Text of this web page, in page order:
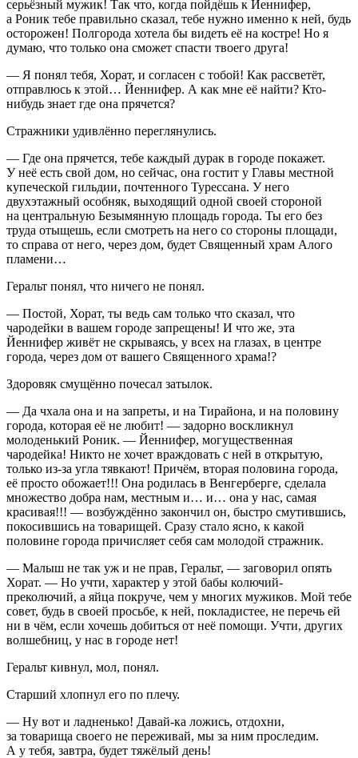
серьёзный мужик! Так что, когда пойдёшь к Йеннифер,
а Роник тебе правильно сказал, тебе нужно именно к ней, будь
осторожен! Полгорода хотела бы видеть её на костре! Но я
думаю, что только она сможет спасти твоего друга!
— Я понял тебя, Хорат, и согласен с тобой! Как рассветёт,
отправлюсь к этой… Йеннифер. А как мне её найти? Кто-
нибудь знает где она прячется?
Стражники удивлённо переглянулись.
— Где она прячется, тебе каждый дурак в городе покажет.
У неё есть свой дом, но сейчас, она гостит у Главы местной
купеческой гильдии, почтенного Турессана. У него
двухэтажный особняк, выходящий одной своей стороной
на центральную Безымянную площадь города. Ты его без
труда отыщешь, если смотреть на него со стороны площади,
то справа от него, через дом, будет Священный храм Алого
пламени…
Геральт понял, что ничего не понял.
— Постой, Хорат, ты ведь сам только что сказал, что
чародейки в вашем городе запрещены! И что же, эта
Йеннифер живёт не скрываясь, у всех на глазах, в центре
города, через дом от вашего Священного храма!?
Здоровяк смущённо почесал затылок.
— Да чхала она и на запреты, и на Тирайона, и на половину
города, которая её не любит! — задорно воскликнул
молоденький Роник. — Йеннифер, могущественная
чародейка! Никто не хочет враждовать с ней в открытую,
только из-за угла тявкают! Причём, вторая половина города,
её просто обожает!!! Она родилась в Венгерберге, сделала
множество добра нам, местным и… и… она у нас, самая
красивая!!! — возбуждённо закончил он, быстро смутившись,
покосившись на товарищей. Сразу стало ясно, к какой
половине города причисляет себя сам молодой стражник.
— Малыш не так уж и не прав, Геральт, — заговорил опять
Хорат. — Но учти, характер у этой бабы колючий-
преколючий, а яйца покруче, чем у многих мужиков. Мой тебе
совет, будь в своей просьбе, к ней, покладистее, не перечь ей
ни в чём, если хочешь добиться от неё помощи. Учти, других
волшебниц, у нас в городе нет!
Геральт кивнул, мол, понял.
Старший хлопнул его по плечу.
— Ну вот и ладненько! Давай-ка ложись, отдохни,
за товарища своего не переживай, мы за ним проследим.
А у тебя, завтра, будет тяжёлый день!